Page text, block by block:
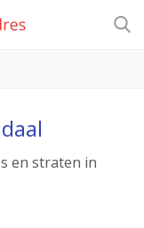
en straten in